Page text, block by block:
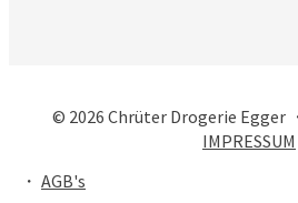
© 2026 Chrüter Drogerie Egger
IMPRESSUM
・ AGB's